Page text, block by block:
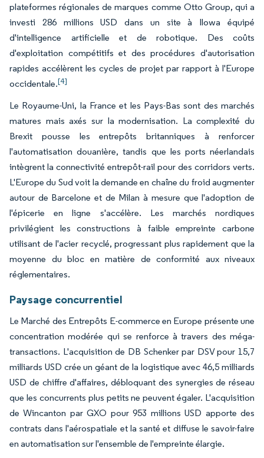
plateformes régionales de marques comme Otto Group, qui a
investi 286 millions USD dans un site à Ilowa équipé
d'intelligence artificielle et de robotique. Des coûts
d'exploitation compétitifs et des procédures d'autorisation
rapides accélèrent les cycles de projet par rapport à l'Europe
occidentale.[4]
Le Royaume-Uni, la France et les Pays-Bas sont des marchés
matures mais axés sur la modernisation. La complexité du
Brexit pousse les entrepôts britanniques à renforcer
l'automatisation douanière, tandis que les ports néerlandais
intègrent la connectivité entrepôt-rail pour des corridors verts.
L'Europe du Sud voit la demande en chaîne du froid augmenter
autour de Barcelone et de Milan à mesure que l'adoption de
l'épicerie en ligne s'accélère. Les marchés nordiques
privilégient les constructions à faible empreinte carbone
utilisant de l'acier recyclé, progressant plus rapidement que la
moyenne du bloc en matière de conformité aux niveaux
réglementaires.
Paysage concurrentiel
Le Marché des Entrepôts E-commerce en Europe présente une
concentration modérée qui se renforce à travers des méga-
transactions. L'acquisition de DB Schenker par DSV pour 15,7
milliards USD crée un géant de la logistique avec 46,5 milliards
USD de chiffre d'affaires, débloquant des synergies de réseau
que les concurrents plus petits ne peuvent égaler. L'acquisition
de Wincanton par GXO pour 953 millions USD apporte des
contrats dans l'aérospatiale et la santé et diffuse le savoir-faire
en automatisation sur l'ensemble de l'empreinte élargie.